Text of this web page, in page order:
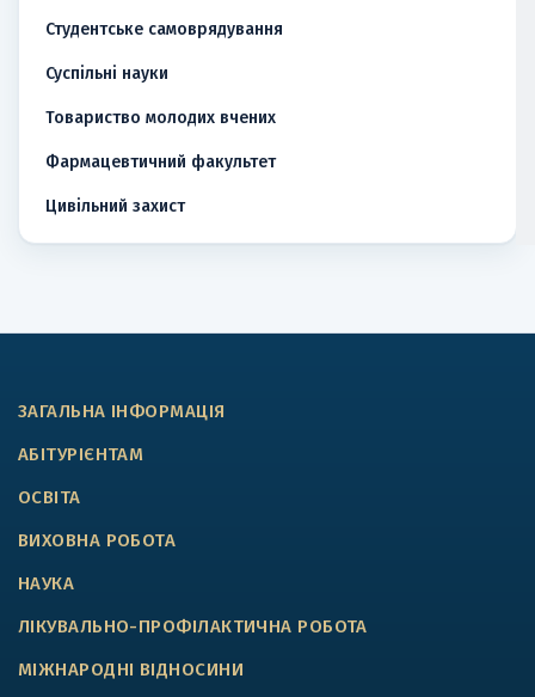
Студентське самоврядування
Суспільні науки
Товариство молодих вчених
Фармацевтичний факультет
Цивільний захист
ЗАГАЛЬНА ІНФОРМАЦІЯ
АБІТУРІЄНТАМ
ОСВІТА
ВИХОВНА РОБОТА
НАУКА
ЛІКУВАЛЬНО-ПРОФІЛАКТИЧНА РОБОТА
МІЖНАРОДНІ ВІДНОСИНИ